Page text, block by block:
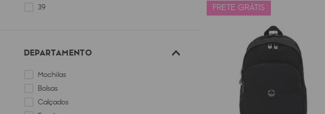
39
DEPARTAMENTO
Mochilas
Bolsas
Calçados
FRETE GRÁTIS